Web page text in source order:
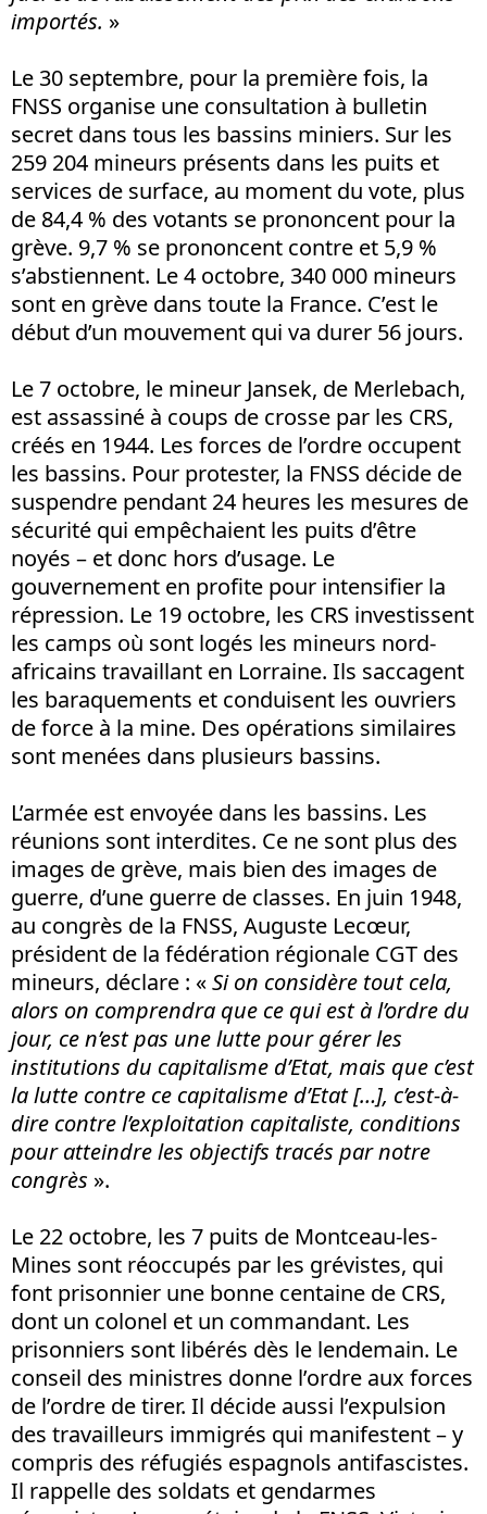
importés. »
Le 30 septembre, pour la première fois, la
FNSS organise une consultation à bulletin
secret dans tous les bassins miniers. Sur les
259 204 mineurs présents dans les puits et
services de surface, au moment du vote, plus
de 84,4 % des votants se prononcent pour la
grève. 9,7 % se prononcent contre et 5,9 %
s’abstiennent. Le 4 octobre, 340 000 mineurs
sont en grève dans toute la France. C’est le
début d’un mouvement qui va durer 56 jours.
Le 7 octobre, le mineur Jansek, de Merlebach,
est assassiné à coups de crosse par les CRS,
créés en 1944. Les forces de l’ordre occupent
les bassins. Pour protester, la FNSS décide de
suspendre pendant 24 heures les mesures de
sécurité qui empêchaient les puits d’être
noyés – et donc hors d’usage. Le
gouvernement en profite pour intensifier la
répression. Le 19 octobre, les CRS investissent
les camps où sont logés les mineurs nord-
africains travaillant en Lorraine. Ils saccagent
les baraquements et conduisent les ouvriers
de force à la mine. Des opérations similaires
sont menées dans plusieurs bassins.
L’armée est envoyée dans les bassins. Les
réunions sont interdites. Ce ne sont plus des
images de grève, mais bien des images de
guerre, d’une guerre de classes. En juin 1948,
au congrès de la FNSS, Auguste Lecœur,
président de la fédération régionale CGT des
mineurs, déclare : «Si on considère tout cela,
alors on comprendra que ce qui est à l’ordre du
jour, ce n’est pas une lutte pour gérer les
institutions du capitalisme d’Etat, mais que c’est
la lutte contre ce capitalisme d’Etat […], c’est-à-
dire contre l’exploitation capitaliste, conditions
pour atteindre les objectifs tracés par notre
congrès ».
Le 22 octobre, les 7 puits de Montceau-les-
Mines sont réoccupés par les grévistes, qui
font prisonnier une bonne centaine de CRS,
dont un colonel et un commandant. Les
prisonniers sont libérés dès le lendemain. Le
conseil des ministres donne l’ordre aux forces
de l’ordre de tirer. Il décide aussi l’expulsion
des travailleurs immigrés qui manifestent – y
compris des réfugiés espagnols antifascistes.
Il rappelle des soldats et gendarmes